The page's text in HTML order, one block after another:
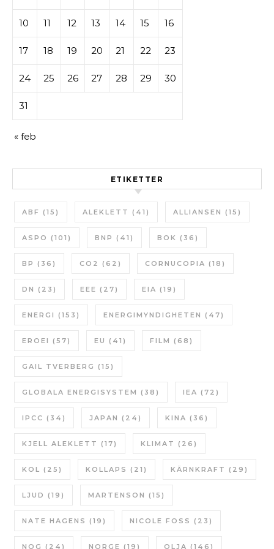
10 11 12 13 14 15 16
17 18 19 20 21 22 23
24 25 26 27 28 29 30
31
« feb
ETIKETTER
ABF (15) ALEKLETT (41) ALLIANSEN (15)
ASPO (101) BNP (41) BOK (36)
BP (36) CO2 (62) CORNUCOPIA (18)
DN (23) EEE (27) EIA (19)
ENERGI (153) ENERGIMYNDIGHETEN (47)
EROEI (57) EU (41) FILM (68)
GAIL TVERBERG (15)
GLOBALA ENERGISYSTEM (38) IEA (72)
IPCC (34) JAPAN (24) KINA (36)
KJELL ALEKLETT (17) KLIMAT (26)
KOL (25) KOLLAPS (21) KÄRNKRAFT (29)
LJUD (19) MARTENSON (15)
NATE HAGENS (19) NICOLE FOSS (23)
NOG (24) NORGE (19) OLJA (146)